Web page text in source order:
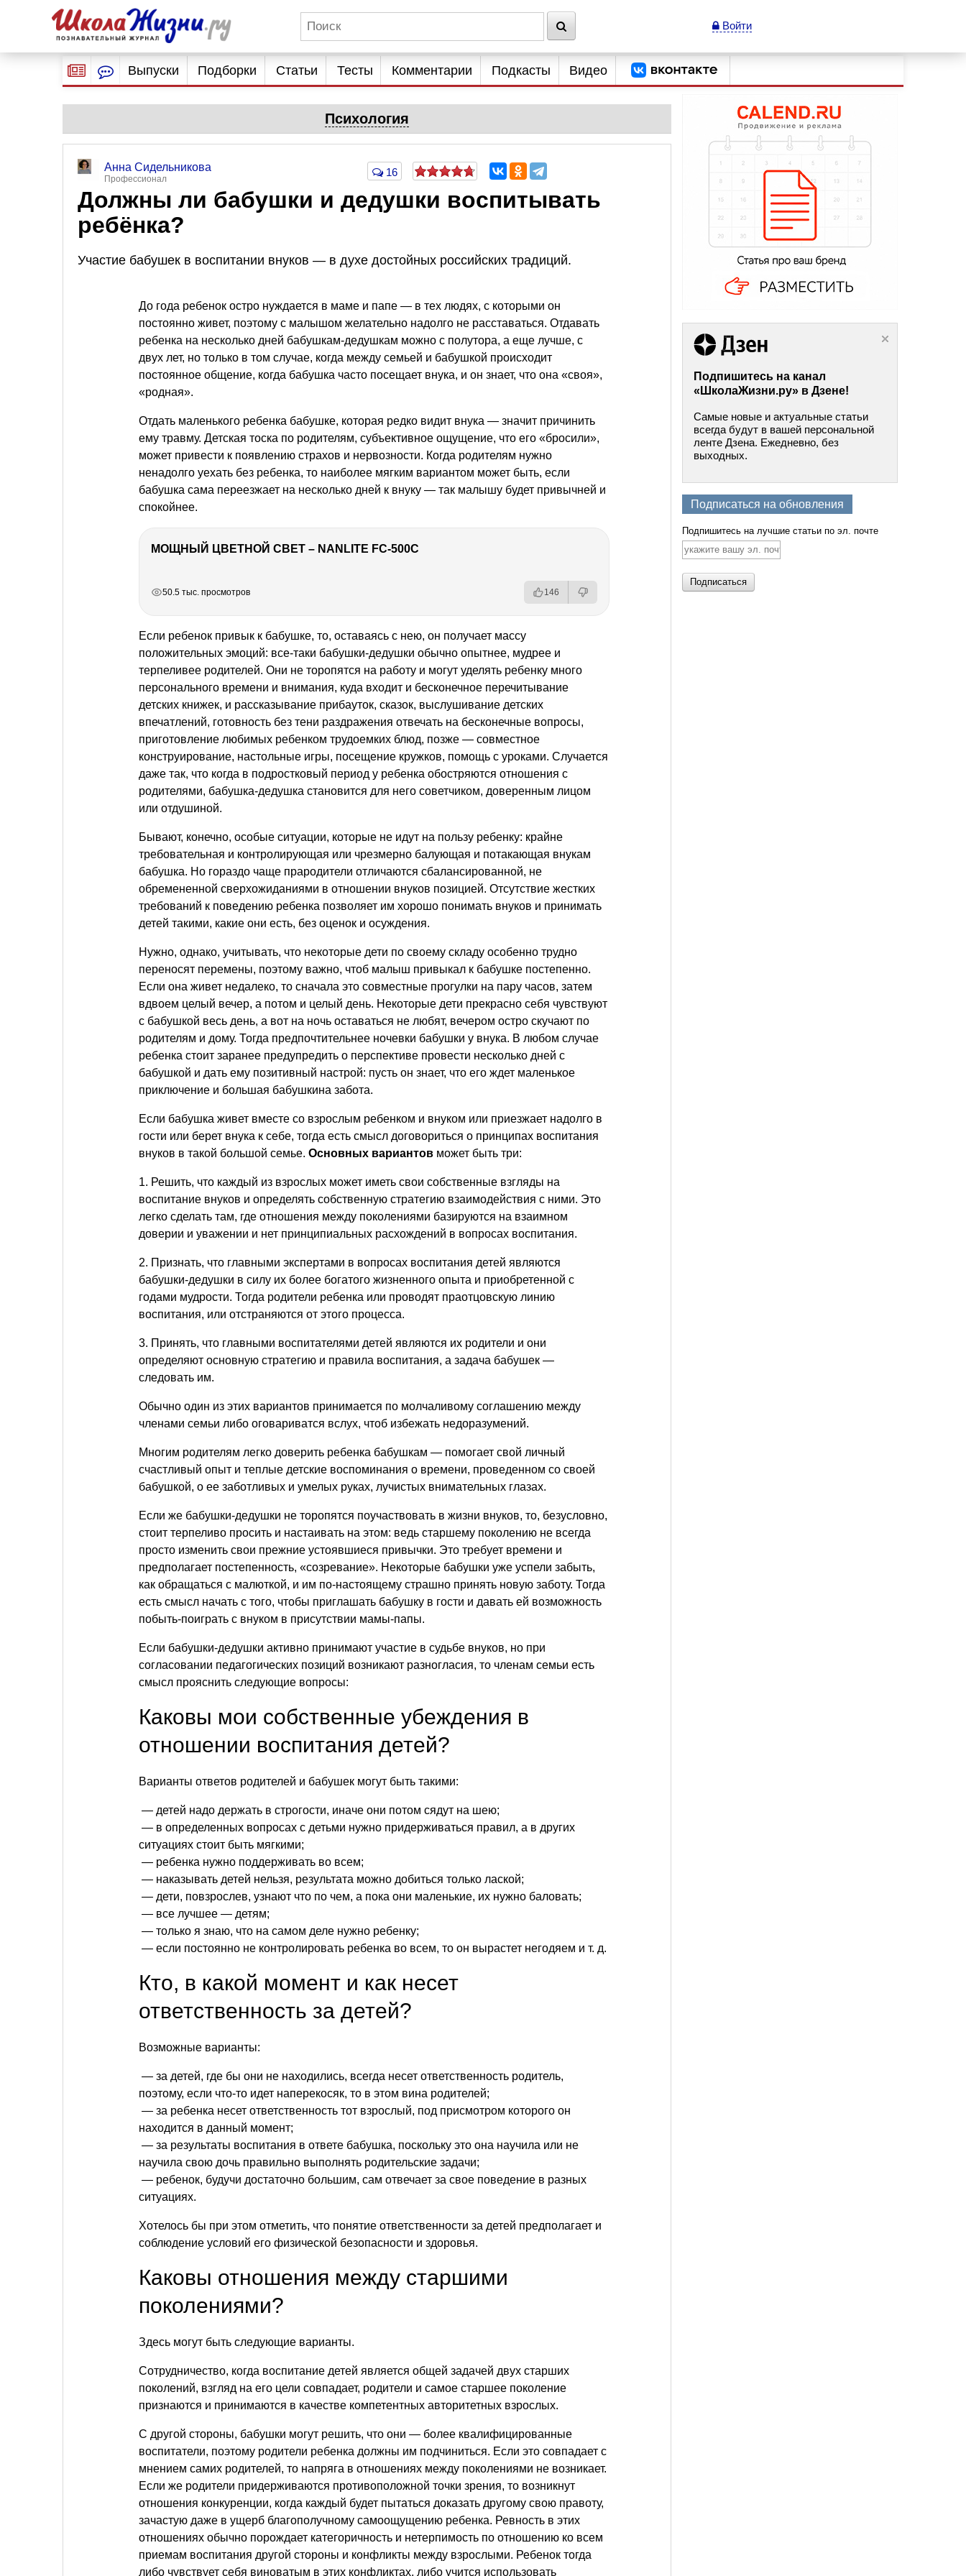
Войти
Выпуски Подборки Статьи Тесты Комментарии Подкасты Видео
Психология
Анна Сидельникова
Профессионал
16
Должны ли бабушки и дедушки воспитывать
ребёнка?
Участие бабушек в воспитании внуков — в духе достойных российских традиций.
До года ребенок остро нуждается в маме и папе — в тех людях, с которыми он
постоянно живет, поэтому с малышом желательно надолго не расставаться. Отдавать
ребенка на несколько дней бабушкам-дедушкам можно с полутора, а еще лучше, с
двух лет, но только в том случае, когда между семьей и бабушкой происходит
постоянное общение, когда бабушка часто посещает внука, и он знает, что она «своя»,
«родная».
Отдать маленького ребенка бабушке, которая редко видит внука — значит причинить
ему травму. Детская тоска по родителям, субъективное ощущение, что его «бросили»,
может привести к появлению страхов и нервозности. Когда родителям нужно
ненадолго уехать без ребенка, то наиболее мягким вариантом может быть, если
бабушка сама переезжает на несколько дней к внуку — так малышу будет привычней и
спокойнее.
МОЩНЫЙ ЦВЕТНОЙ СВЕТ – NANLITE FC-500C
50.5 тыс. просмотров 146
Если ребенок привык к бабушке, то, оставаясь с нею, он получает массу
положительных эмоций: все-таки бабушки-дедушки обычно опытнее, мудрее и
терпеливее родителей. Они не торопятся на работу и могут уделять ребенку много
персонального времени и внимания, куда входит и бесконечное перечитывание
детских книжек, и рассказывание прибауток, сказок, выслушивание детских
впечатлений, готовность без тени раздражения отвечать на бесконечные вопросы,
приготовление любимых ребенком трудоемких блюд, позже — совместное
конструирование, настольные игры, посещение кружков, помощь с уроками. Случается
даже так, что когда в подростковый период у ребенка обостряются отношения с
родителями, бабушка-дедушка становится для него советчиком, доверенным лицом
или отдушиной.
Бывают, конечно, особые ситуации, которые не идут на пользу ребенку: крайне
требовательная и контролирующая или чрезмерно балующая и потакающая внукам
бабушка. Но гораздо чаще прародители отличаются сбалансированной, не
обремененной сверхожиданиями в отношении внуков позицией. Отсутствие жестких
требований к поведению ребенка позволяет им хорошо понимать внуков и принимать
детей такими, какие они есть, без оценок и осуждения.
Нужно, однако, учитывать, что некоторые дети по своему складу особенно трудно
переносят перемены, поэтому важно, чтоб малыш привыкал к бабушке постепенно.
Если она живет недалеко, то сначала это совместные прогулки на пару часов, затем
вдвоем целый вечер, а потом и целый день. Некоторые дети прекрасно себя чувствуют
с бабушкой весь день, а вот на ночь оставаться не любят, вечером остро скучают по
родителям и дому. Тогда предпочтительнее ночевки бабушки у внука. В любом случае
ребенка стоит заранее предупредить о перспективе провести несколько дней с
бабушкой и дать ему позитивный настрой: пусть он знает, что его ждет маленькое
приключение и большая бабушкина забота.
Если бабушка живет вместе со взрослым ребенком и внуком или приезжает надолго в
гости или берет внука к себе, тогда есть смысл договориться о принципах воспитания
внуков в такой большой семье. Основных вариантов может быть три:
1. Решить, что каждый из взрослых может иметь свои собственные взгляды на
воспитание внуков и определять собственную стратегию взаимодействия с ними. Это
легко сделать там, где отношения между поколениями базируются на взаимном
доверии и уважении и нет принципиальных расхождений в вопросах воспитания.
2. Признать, что главными экспертами в вопросах воспитания детей являются
бабушки-дедушки в силу их более богатого жизненного опыта и приобретенной с
годами мудрости. Тогда родители ребенка или проводят праотцовскую линию
воспитания, или отстраняются от этого процесса.
3. Принять, что главными воспитателями детей являются их родители и они
определяют основную стратегию и правила воспитания, а задача бабушек —
следовать им.
Обычно один из этих вариантов принимается по молчаливому соглашению между
членами семьи либо оговариватся вслух, чтоб избежать недоразумений.
Многим родителям легко доверить ребенка бабушкам — помогает свой личный
счастливый опыт и теплые детские воспоминания о времени, проведенном со своей
бабушкой, о ее заботливых и умелых руках, лучистых внимательных глазах.
Если же бабушки-дедушки не торопятся поучаствовать в жизни внуков, то, безусловно,
стоит терпеливо просить и настаивать на этом: ведь старшему поколению не всегда
просто изменить свои прежние устоявшиеся привычки. Это требует времени и
предполагает постепенность, «созревание». Некоторые бабушки уже успели забыть,
как обращаться с малюткой, и им по-настоящему страшно принять новую заботу. Тогда
есть смысл начать с того, чтобы приглашать бабушку в гости и давать ей возможность
побыть-поиграть с внуком в присутствии мамы-папы.
Если бабушки-дедушки активно принимают участие в судьбе внуков, но при
согласовании педагогических позиций возникают разногласия, то членам семьи есть
смысл прояснить следующие вопросы:
Каковы мои собственные убеждения в
отношении воспитания детей?
Варианты ответов родителей и бабушек могут быть такими:
— детей надо держать в строгости, иначе они потом сядут на шею;
— в определенных вопросах с детьми нужно придерживаться правил, а в других
ситуациях стоит быть мягкими;
— ребенка нужно поддерживать во всем;
— наказывать детей нельзя, результата можно добиться только лаской;
— дети, повзрослев, узнают что по чем, а пока они маленькие, их нужно баловать;
— все лучшее — детям;
— только я знаю, что на самом деле нужно ребенку;
— если постоянно не контролировать ребенка во всем, то он вырастет негодяем и т. д.
Кто, в какой момент и как несет
ответственность за детей?
Возможные варианты:
— за детей, где бы они не находились, всегда несет ответственность родитель,
поэтому, если что-то идет наперекосяк, то в этом вина родителей;
— за ребенка несет ответственность тот взрослый, под присмотром которого он
находится в данный момент;
— за результаты воспитания в ответе бабушка, поскольку это она научила или не
научила свою дочь правильно выполнять родительские задачи;
— ребенок, будучи достаточно большим, сам отвечает за свое поведение в разных
ситуациях.
Хотелось бы при этом отметить, что понятие ответственности за детей предполагает и
соблюдение условий его физической безопасности и здоровья.
Каковы отношения между старшими
поколениями?
Здесь могут быть следующие варианты.
Сотрудничество, когда воспитание детей является общей задачей двух старших
поколений, взгляд на его цели совпадает, родители и самое старшее поколение
признаются и принимаются в качестве компетентных авторитетных взрослых.
С другой стороны, бабушки могут решить, что они — более квалифицированные
воспитатели, поэтому родители ребенка должны им подчиниться. Если это совпадает с
мнением самих родителей, то напряга в отношениях между поколениями не возникает.
Если же родители придерживаются противоположной точки зрения, то возникнут
отношения конкуренции, когда каждый будет пытаться доказать другому свою правоту,
зачастую даже в ущерб благополучному самоощущению ребенка. Ревность в этих
отношениях обычно порождает категоричность и нетерпимость по отношению ко всем
приемам воспитания другой стороны и конфликты между взрослыми. Ребенок тогда
либо чувствует себя виноватым в этих конфликтах, либо учится использовать
Подпишитесь на канал
«ШколаЖизни.ру» в Дзене!
Самые новые и актуальные статьи
всегда будут в вашей персональной
ленте Дзена. Ежедневно, без
выходных.
Подписаться на обновления
Подпишитесь на лучшие статьи по эл. почте